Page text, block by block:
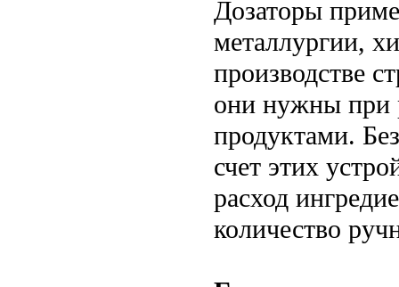
Дозаторы
металлургии,
производстве
они нужны при
продуктами.
счет этих
расход
количество